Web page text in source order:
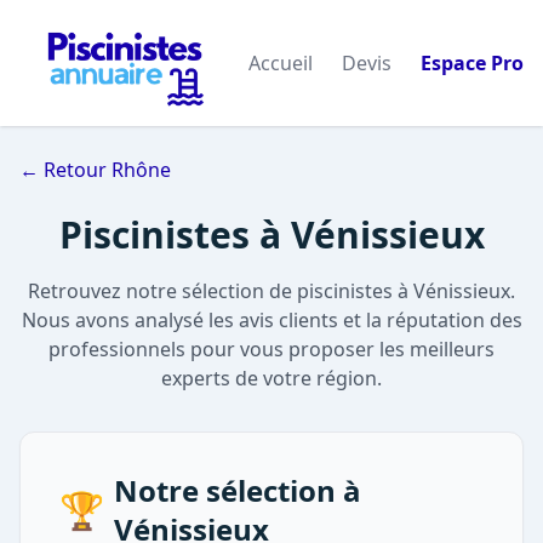
Accueil Devis Espace Pro
← Retour Rhône
Piscinistes à Vénissieux
Retrouvez notre sélection de piscinistes à Vénissieux.
Nous avons analysé les avis clients et la réputation des
professionnels pour vous proposer les meilleurs
experts de votre région.
🏆 Notre sélection à
Vénissieux